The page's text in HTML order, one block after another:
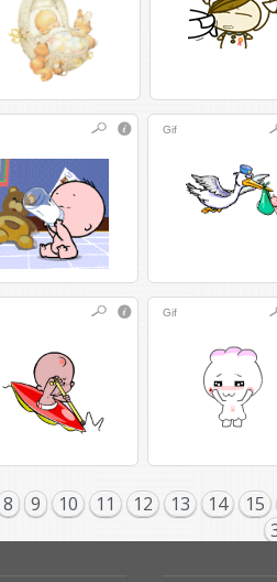
Gif
Gif
8 9 10 11 12 13 14
15